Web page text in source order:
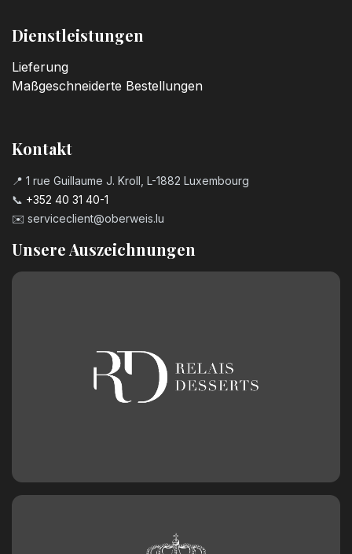
Dienstleistungen
Lieferung
Maßgeschneiderte Bestellungen
Kontakt
📍 1 rue Guillaume J. Kroll, L-1882 Luxembourg
📞 +352 40 31 40-1
✉️ serviceclient@oberweis.lu
Unsere Auszeichnungen